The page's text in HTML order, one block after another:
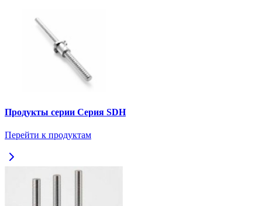
Продукты серии Серия SDH
Перейти к продуктам